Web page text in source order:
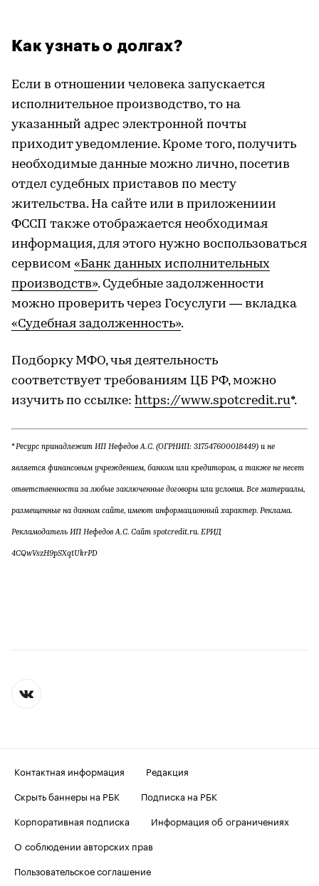
Как узнать о долгах?
Если в отношении человека запускается
исполнительное производство, то на
указанный адрес электронной почты
приходит уведомление. Кроме того, получить
необходимые данные можно лично, посетив
отдел судебных приставов по месту
жительства. На сайте или в приложениии
ФССП также отображается необходимая
информация, для этого нужно воспользоваться
сервисом «Банк данных исполнительных
производств». Судебные задолженности
можно проверить через Госуслуги — вкладка
«Судебная задолженность».
Подборку МФО, чья деятельность
соответствует требованиям ЦБ РФ, можно
изучить по ссылке: https://www.spotcredit.ru*.
* Ресурс принадлежит ИП Нефедов А.С. (ОГРНИП: 317547600018449) и не
является финансовым учреждением, банком или кредитором, а также не несет
ответственности за любые заключенные договоры или условия. Все материалы,
размещенные на данном сайте, имеют информационный характер. Реклама.
Рекламодатель ИП Нефедов А.С. Сайт spotcredit.ru. ЕРИД
4CQwVszH9pSXqtUkrPD
Контактная информация
Редакция
Скрыть баннеры на РБК
Подписка на РБК
Корпоративная подписка
Информация об ограничениях
О соблюдении авторских прав
Пользовательское соглашение